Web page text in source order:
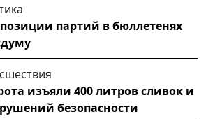
партий в бюллетенях
изъяли 400 литров сливок и
безопасности